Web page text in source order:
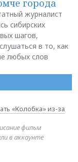
города
журналист
сибирских
шагов,
в то, как
любых слов
«Колобка» из-за
фильм
в аккаунте